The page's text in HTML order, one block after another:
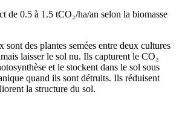
de 0.5 à 1.5 tCO₂/ha/an selon la biomasse
sont des plantes semées entre deux cultures
laisser le sol nu. Ils capturent le CO₂
et le stockent dans le sol sous
quand ils sont détruits. Ils réduisent
la structure du sol.